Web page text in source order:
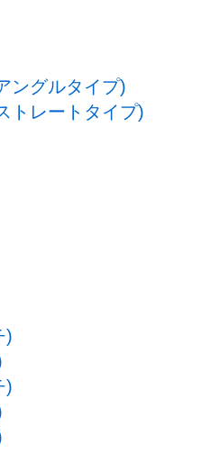
ングルタイプ)
トレートタイプ)
)
)